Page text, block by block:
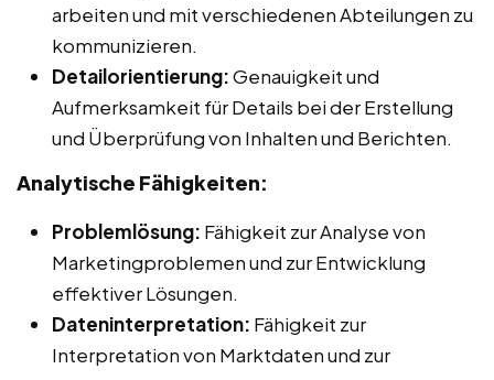
arbeiten und mit verschiedenen Abteilungen zu
kommunizieren.
Detailorientierung:Genauigkeit und
Aufmerksamkeit für Details bei der Erstellung
und Überprüfung von Inhalten und Berichten.
Analytische Fähigkeiten:
Problemlösung: Fähigkeit zur Analyse von
Marketingproblemen und zur Entwicklung
effektiver Lösungen.
Dateninterpretation: Fähigkeit zur
Interpretation von Marktdaten und zur